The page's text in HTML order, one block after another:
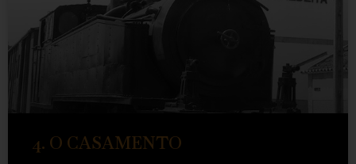
4. O CASAMENTO